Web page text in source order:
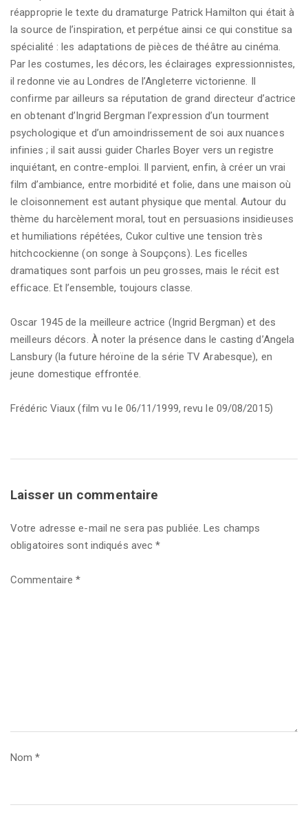
réapproprie le texte du dramaturge Patrick Hamilton qui était à
la source de l’inspiration, et perpétue ainsi ce qui constitue sa
spécialité : les adaptations de pièces de théâtre au cinéma.
Par les costumes, les décors, les éclairages expressionnistes,
il redonne vie au Londres de l’Angleterre victorienne. Il
confirme par ailleurs sa réputation de grand directeur d’actrice
en obtenant d’Ingrid Bergman l’expression d’un tourment
psychologique et d’un amoindrissement de soi aux nuances
infinies ; il sait aussi guider Charles Boyer vers un registre
inquiétant, en contre-emploi. Il parvient, enfin, à créer un vrai
film d’ambiance, entre morbidité et folie, dans une maison où
le cloisonnement est autant physique que mental. Autour du
thème du harcèlement moral, tout en persuasions insidieuses
et humiliations répétées, Cukor cultive une tension très
hitchcockienne (on songe à Soupçons). Les ficelles
dramatiques sont parfois un peu grosses, mais le récit est
efficace. Et l’ensemble, toujours classe.
Oscar 1945 de la meilleure actrice (Ingrid Bergman) et des
meilleurs décors. À noter la présence dans le casting d’Angela
Lansbury (la future héroïne de la série TV Arabesque), en
jeune domestique effrontée.
Frédéric Viaux (film vu le 06/11/1999, revu le 09/08/2015)
Laisser un commentaire
Votre adresse e-mail ne sera pas publiée. Les champs
obligatoires sont indiqués avec*
Commentaire*
Nom*